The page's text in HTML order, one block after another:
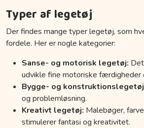
Typer af legetøj
Der findes mange typer legetøj, som
fordele. Her er nogle kategorier:
Sanse- og motorisk legetøj:
udvikle fine motoriske færdigheder
Bygge- og
og problemløsning.
Kreativt legetøj: Malebøger,
stimulerer fantasi og kreativitet.